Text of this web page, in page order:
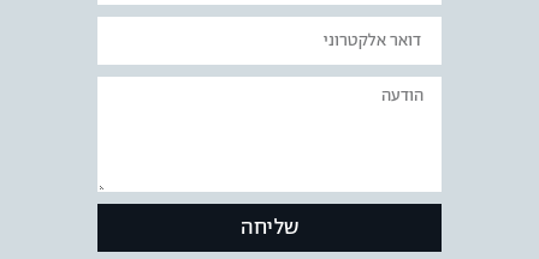
שליחה